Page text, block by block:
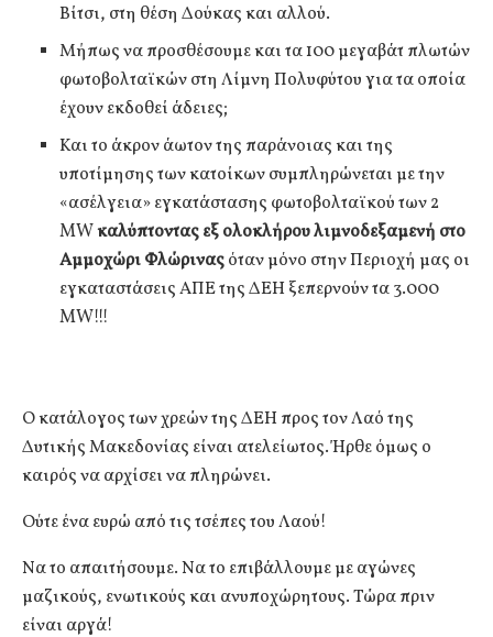
Βίτσι, στη θέση Δούκας και αλλού.
Μήπως να προσθέσουμε και τα 100 μεγαβάτ πλωτών
φωτοβολταϊκών στη Λίμνη Πολυφύτου για τα οποία
έχουν εκδοθεί άδειες;
Και το άκρον άωτον της παράνοιας και της
υποτίμησης των κατοίκων συμπληρώνεται με την
«ασέλγεια» εγκατάστασης φωτοβολταϊκού των 2
MWκαλύπτοντας εξ ολοκλήρου λιμνοδεξαμενή στο
Αμμοχώρι Φλώριναςόταν μόνο στην Περιοχή μας οι
εγκαταστάσεις ΑΠΕ της ΔΕΗ ξεπερνούν τα 3.000
MW!!!
Ο κατάλογος των χρεών της ΔΕΗ προς τον Λαό της
Δυτικής Μακεδονίας είναι ατελείωτος. Ήρθε όμως ο
καιρός να αρχίσει να πληρώνει.
Ούτε ένα ευρώ από τις τσέπες του Λαού!
Να το απαιτήσουμε. Να το επιβάλλουμε με αγώνες
μαζικούς, ενωτικούς και ανυποχώρητους. Τώρα πριν
είναι αργά!